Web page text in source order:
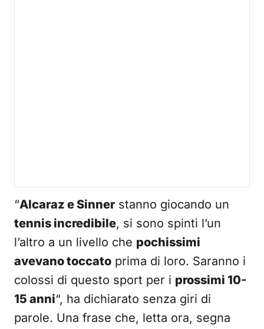
“Alcaraz e Sinner stanno giocando un
tennis incredibile, si sono spinti l’un
l’altro a un livello che pochissimi
avevano toccato prima di loro. Saranno i
colossi di questo sport per i prossimi 10-
15 anni“, ha dichiarato senza giri di
parole. Una frase che, letta ora, segna